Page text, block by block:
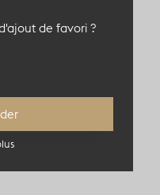
de favori ?